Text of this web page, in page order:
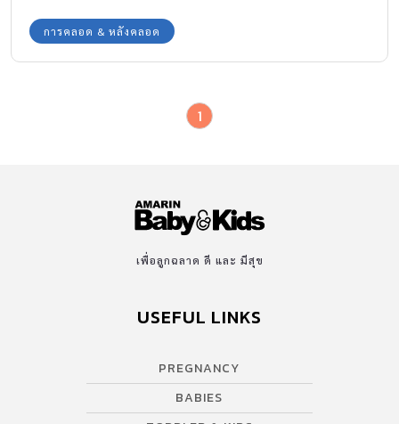
พญ. ภัสสิรา วารินศิริรักษ์ จากเพจ หมอสูติประตูถัดไป By Dr.Praew
Dr.Kim กันค่ะ
การคลอด & หลังคลอด
1
เพื่อลูกฉลาด ดี และ มีสุข
USEFUL LINKS
PREGNANCY
BABIES